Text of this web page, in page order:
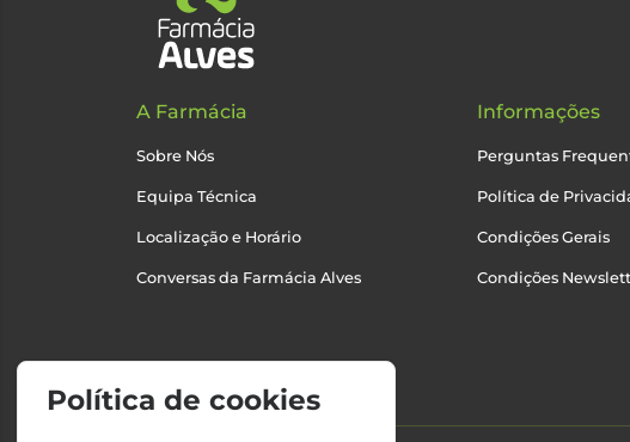
A Farmácia
Sobre Nós
Equipa Técnica
Localização e Horário
Conversas da Farmácia Alves
Informações
Perguntas
Política de
Condições Gerais
Condições
Política de cookies